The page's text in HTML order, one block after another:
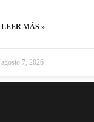
LEER MÁS »
agosto 7, 2026